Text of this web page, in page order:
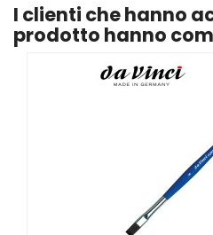
I clienti che hanno
prodotto hanno